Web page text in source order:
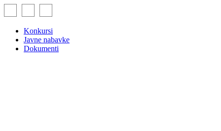
to
Konkursi
Javne nabavke
Dokumenti